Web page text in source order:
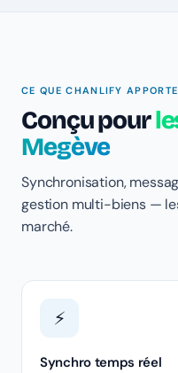
CE QUE CHANLIFY APPORTE
Conçu pour
Megève
Synchronisation,
gestion multi-biens —
marché.
⚡
Synchro temps réel